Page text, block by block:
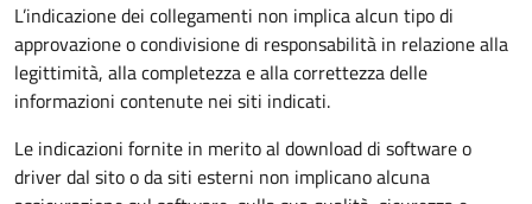
L’indicazione dei collegamenti non implica alcun tipo di
approvazione o condivisione di responsabilità in relazione alla
legittimità, alla completezza e alla correttezza delle
informazioni contenute nei siti indicati.
Le indicazioni fornite in merito al download di software o
driver dal sito o da siti esterni non implicano alcuna